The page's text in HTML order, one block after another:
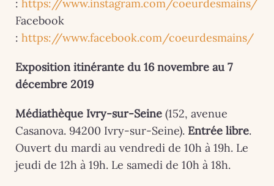
: https://www.instagram.com/coeurdesmains/
Facebook
: https://www.facebook.com/coeurdesmains/
Exposition itinérante du 16 novembre au 7
décembre 2019
Médiathèque Ivry-sur-Seine (152, avenue
Casanova. 94200 Ivry-sur-Seine). Entrée libre.
Ouvert du mardi au vendredi de 10h à 19h. Le
jeudi de 12h à 19h. Le samedi de 10h à 18h.